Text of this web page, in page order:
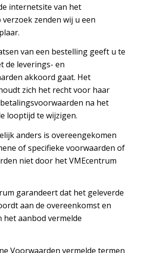
internetsite van het
verzoek zenden wij u een
van een bestelling geeft u te
de leverings- en
akkoord gaat. Het
zich het recht voor haar
na het
looptijd te wijzigen.
anders is overeengekomen
of specifieke voorwaarden of
niet door het VMEcentrum
garandeert dat het geleverde
aan de overeenkomst en
het aanbod vermelde
Voorwaarden vermelde termen